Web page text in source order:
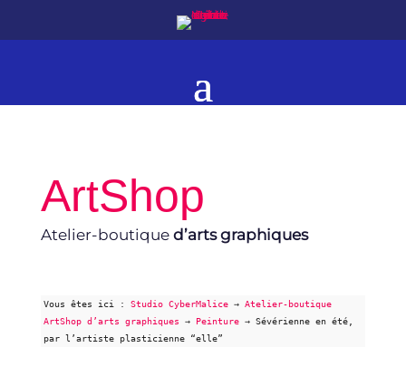
ArtShop
Atelier-boutiqued’arts graphiques
Vous êtes ici :Studio CyberMalice →Atelier-boutique
ArtShop d’arts graphiques
→ Peinture →Sévérienne en été,
par l’artiste plasticienne “elle”